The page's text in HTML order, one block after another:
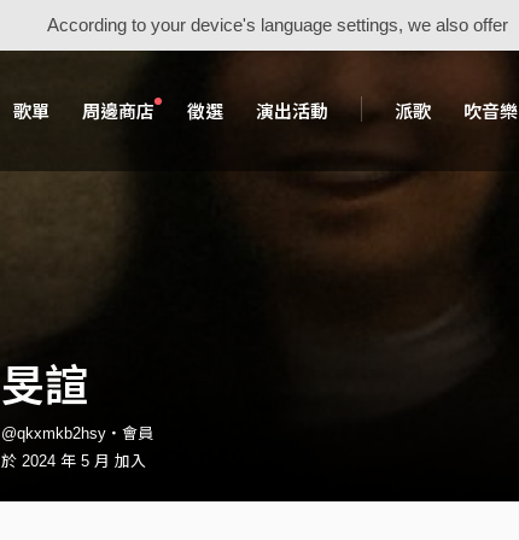
According to your device's language settings, we also offer
歌單 周邊商店 徵選 演出活動 派歌 吹音樂
旻諠
@qkxmkb2hsy・會員
於 2024 年 5 月 加入